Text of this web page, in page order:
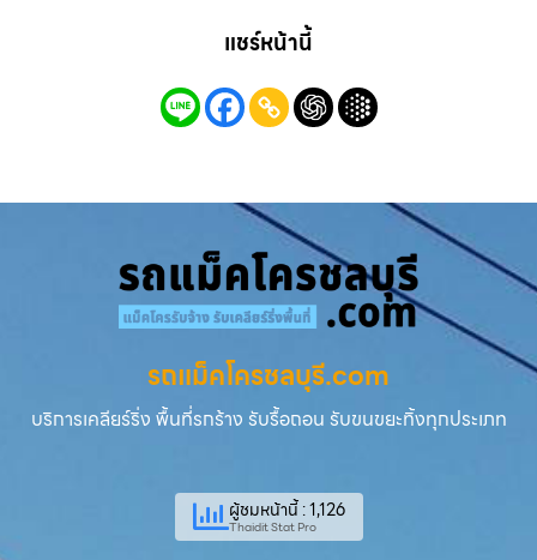
แชร์หน้านี้
รถแม็คโครชลบุรี.com
บริการเคลียร์ริ่ง พื้นที่รกร้าง รับรื้อถอน รับขนขยะทิ้งทุกประเภท
ผู้ชมหน้านี้ : 1,126
Thaidit Stat Pro